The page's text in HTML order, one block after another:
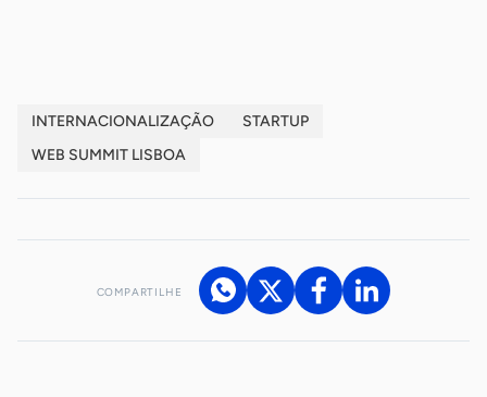
INTERNACIONALIZAÇÃO
STARTUP
WEB SUMMIT LISBOA
COMPARTILHE